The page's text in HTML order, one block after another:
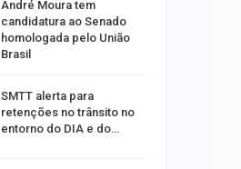
André Moura tem
candidatura ao Senado
homologada pelo União
Brasil
SMTT alerta para
retenções no trânsito no
entorno do DIA e do…